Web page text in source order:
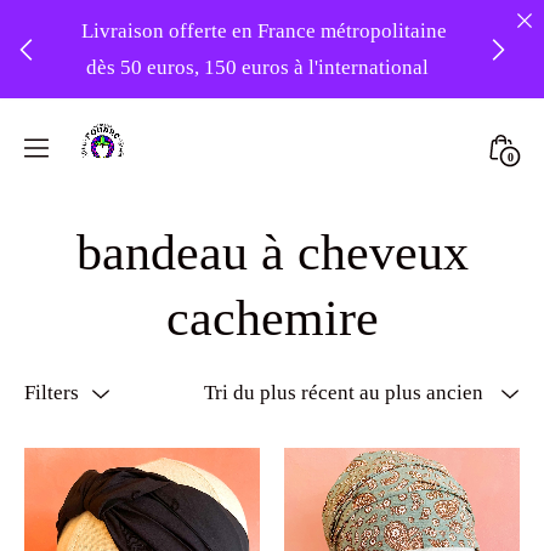
Livraison offerte en France métropolitaine
dès 50 euros, 150 euros à l'international
commandes à partir du 31/08 ❤️
PATIENCE
Turbans
0
bandeau à cheveux
cachemire
Filters